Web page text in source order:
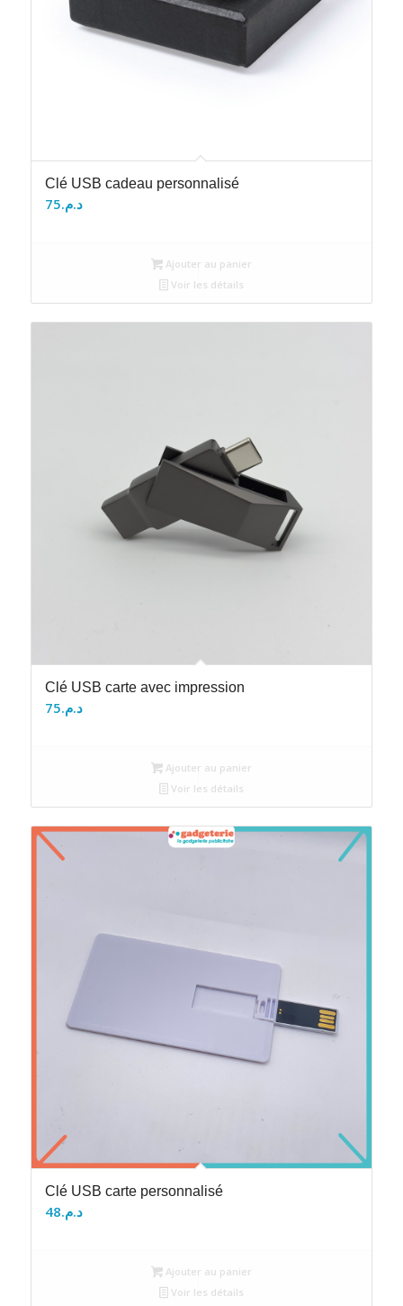
Clé USB cadeau personnalisé
د.م.75
Ajouter au panier
Voir les détails
Clé USB carte avec impression
د.م.75
Ajouter au panier
Voir les détails
Clé USB carte personnalisé
د.م.48
Ajouter au panier
Voir les détails